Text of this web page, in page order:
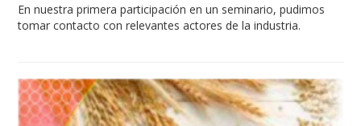
En nuestra primera participación en un seminario, pudimos
tomar contacto con relevantes actores de la industria.